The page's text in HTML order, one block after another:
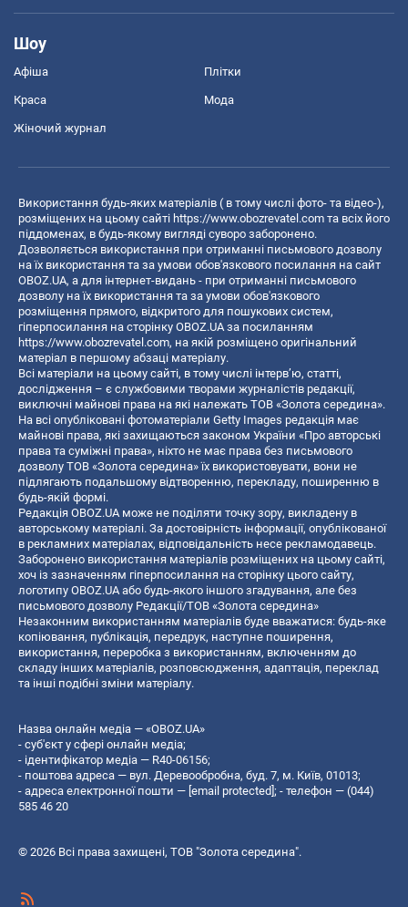
Шоу
Афіша Плітки
Краса Мода
Жіночий журнал
Використання будь-яких матеріалів ( в тому числі фото- та відео-),
розміщених на цьому сайті https://www.obozrevatel.com та всіх його
піддоменах, в будь-якому вигляді суворо заборонено.
Дозволяється використання при отриманні письмового дозволу
на їх використання та за умови обов'язкового посилання на сайт
OBOZ.UA, а для інтернет-видань - при отриманні письмового
дозволу на їх використання та за умови обов'язкового
розміщення прямого, відкритого для пошукових систем,
гіперпосилання на сторінку OBOZ.UA за посиланням
https://www.obozrevatel.com, на якій розміщено оригінальний
матеріал в першому абзаці матеріалу.
Всі матеріали на цьому сайті, в тому числі інтерв’ю, статті,
дослідження – є службовими творами журналістів редакції,
виключні майнові права на які належать ТОВ «Золота середина».
На всі опубліковані фотоматеріали Getty Images редакція має
майнові права, які захищаються законом України «Про авторські
права та суміжні права», ніхто не має права без письмового
дозволу ТОВ «Золота середина» їх використовувати, вони не
підлягають подальшому відтворенню, перекладу, поширенню в
будь-якій формі.
Редакція OBOZ.UA може не поділяти точку зору, викладену в
авторському матеріалі. За достовірність інформації, опублікованої
в рекламних матеріалах, відповідальність несе рекламодавець.
Заборонено використання матеріалів розміщених на цьому сайті,
хоч із зазначенням гіперпосилання на сторінку цього сайту,
логотипу OBOZ.UA або будь-якого іншого згадування, але без
письмового дозволу Редакції/ТОВ «Золота середина»
Незаконним використанням матеріалів буде вважатися: будь-яке
копiювання, публiкацiя, передрук, наступне поширення,
використання, переробка з використанням, включенням до
складу інших матеріалів, розповсюдження, адаптація, переклад
та інші подібні зміни матеріалу.
Назва онлайн медіа — «OBOZ.UA»
- суб'єкт у сфері онлайн медіа;
- ідентифікатор медіа — R40-06156;
- поштова адреса — вул. Деревообробна, буд. 7, м. Київ, 01013;
- адреса електронної пошти — [email protected]; - телефон — (044)
585 46 20
© 2026 Всі права захищені, ТОВ "Золота середина".